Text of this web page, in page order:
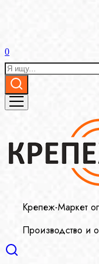
0
Крепеж-Маркет
Производство и